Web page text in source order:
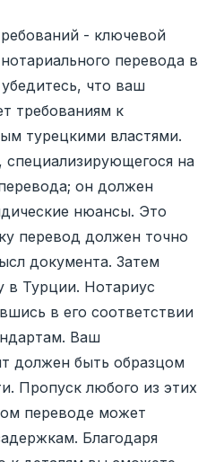
- ключевой
перевода в
что ваш
требованиям к
турецкими властями.
специализирующегося на
он должен
нюансы. Это
перевод должен точно
документа. Затем
в Турции. Нотариус
в его соответствии
Ваш
должен быть образцом
Пропуск любого из этих
переводе может
Благодаря